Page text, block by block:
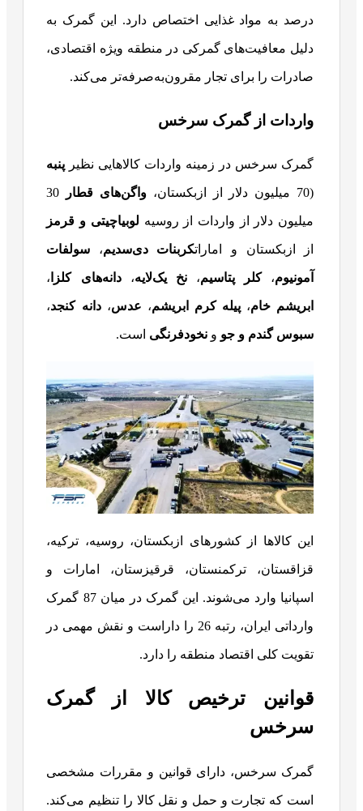
درصد به مواد غذایی اختصاص دارد. این گمرک به
دلیل معافیت‌های گمرکی در منطقه ویژه اقتصادی،
صادرات را برای تجار مقرون‌به‌صرفه‌تر می‌کند.
واردات از گمرک سرخس
گمرک سرخس در زمینه واردات کالاهایی نظیر پنبه
(70 میلیون دلار از ازبکستان، واگن‌های قطار 30
میلیون دلار از واردات از روسیه لوبیاچیتی و قرمز
از ازبکستان و اماراتکربنات دی‌سدیم، سولفات
آمونیوم،کلر پتاسیم،نخ یک‌لایه،دانه‌های کلزا ،
ابریشم خام،پیله کرم ابریشم، عدس،دانه کنجد،
سبوس گندم و جو و نخودفرنگی است.
این کالاها از کشورهای ازبکستان، روسیه، ترکیه،
قزاقستان، ترکمنستان، قرقیزستان، امارات و
اسپانیا وارد می‌شوند. این گمرک در میان 87 گمرک
وارداتی ایران، رتبه 26 را داراست و نقش مهمی در
تقویت کلی اقتصاد منطقه را دارد.
قوانین ترخیص کالا از گمرک
سرخس
گمرک سرخس، دارای قوانین و مقررات مشخصی
است که تجارت و حمل و نقل کالا را تنظیم می‌کند.